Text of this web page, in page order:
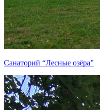
Санаторий “Лесные озёра”